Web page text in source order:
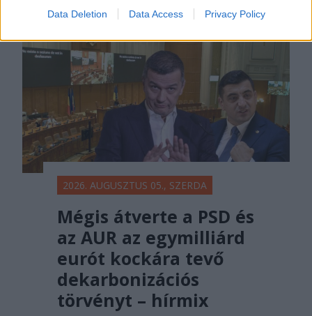
Data Deletion Data Access Privacy Policy
2026. AUGUSZTUS 05., SZERDA
Mégis átverte a PSD és
az AUR az egymilliárd
eurót kockára tevő
dekarbonizációs
törvényt – hírmix